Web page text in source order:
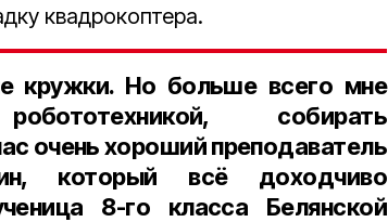
квадрокоптера.
кружки. Но больше всего мне
собирать
очень хороший преподаватель
, который всё доходчиво
8-го класса Белянской